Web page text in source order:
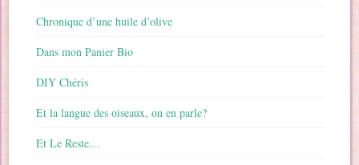
Chronique d’une huile d’olive
Dans mon Panier Bio
DIY Chéris
Et la langue des oiseaux, on en parle?
Et Le Reste…